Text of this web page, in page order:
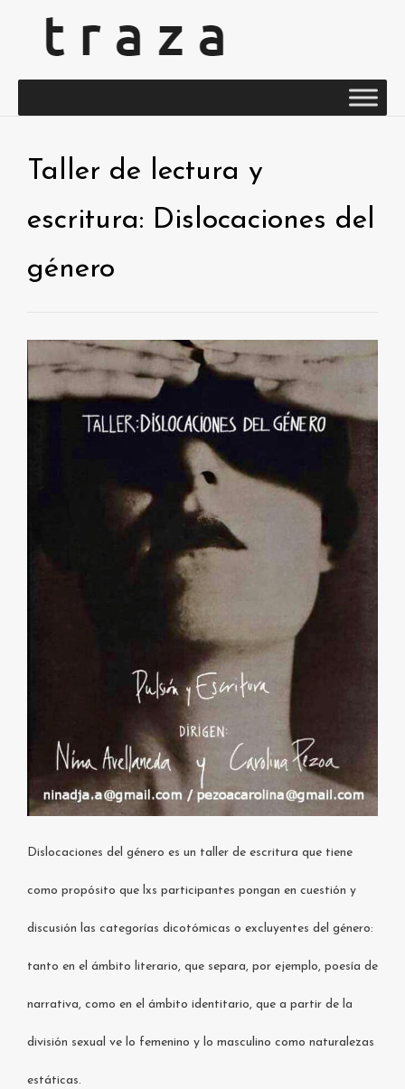
Taller de lectura y
escritura: Dislocaciones del
género
Dislocaciones del género es un taller de escritura que tiene
como propósito que lxs participantes pongan en cuestión y
discusión las categorías dicotómicas o excluyentes del género:
tanto en el ámbito literario, que separa, por ejemplo, poesía de
narrativa, como en el ámbito identitario, que a partir de la
división sexual ve lo femenino y lo masculino como naturalezas
estáticas.